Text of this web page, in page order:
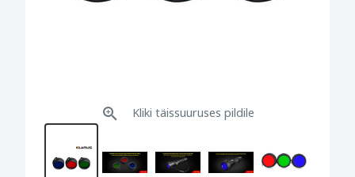
Kliki täissuuruses pildile